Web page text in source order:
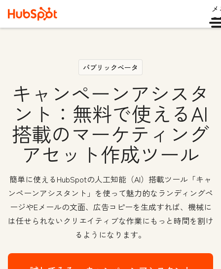
パブリックベータ
キャンペーンアシスタ
ント：無料で使えるAI
搭載のマーケティング
アセット作成ツール
簡単に使えるHubSpotの人工知能（AI）搭載ツール「キャ
ンペーンアシスタント」を使って魅力的なランディングペ
ージやEメールの文面、広告コピーを生成すれば、機械に
は任せられないクリエイティブな作業にもっと時間を割け
るようになります。